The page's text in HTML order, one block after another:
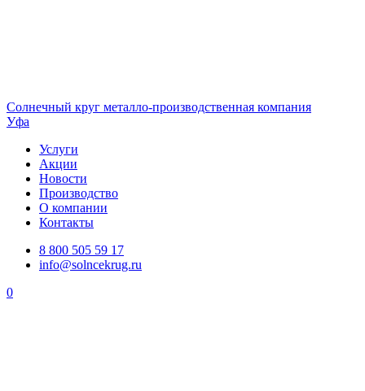
Солнечный круг металло-производственная компания
Уфа
Услуги
Акции
Новости
Производство
О компании
Контакты
8 800 505 59 17
info@solncekrug.ru
0